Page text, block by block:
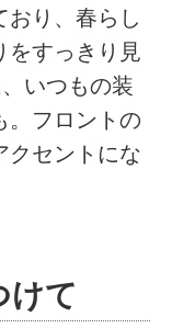
おり、春らし
をすっきり見
いつもの装
。フロントの
クセントにな
けて